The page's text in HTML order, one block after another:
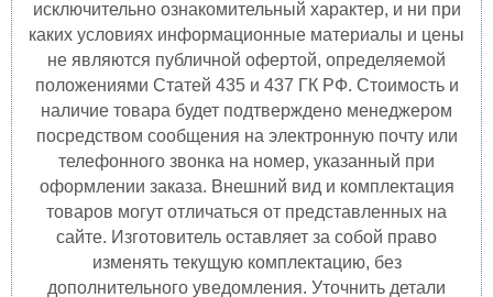
исключительно ознакомительный характер, и ни при
каких условиях информационные материалы и цены
не являются публичной офертой, определяемой
положениями Статей 435 и 437 ГК РФ. Стоимость и
наличие товара будет подтверждено менеджером
посредством сообщения на электронную почту или
телефонного звонка на номер, указанный при
оформлении заказа. Внешний вид и комплектация
товаров могут отличаться от представленных на
сайте. Изготовитель оставляет за собой право
изменять текущую комплектацию, без
дополнительного уведомления. Уточнить детали